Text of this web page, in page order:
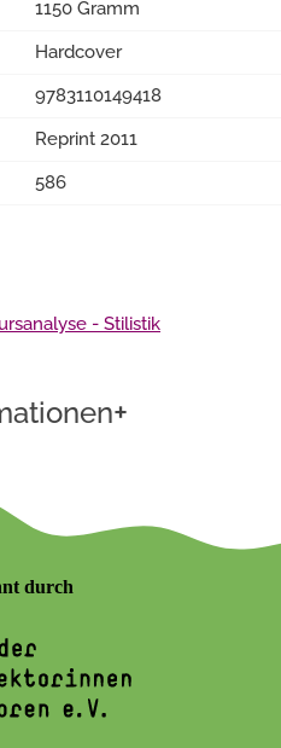
1150 Gramm
Hardcover
9783110149418
Reprint 2011
586
- Stilistik
+
durch